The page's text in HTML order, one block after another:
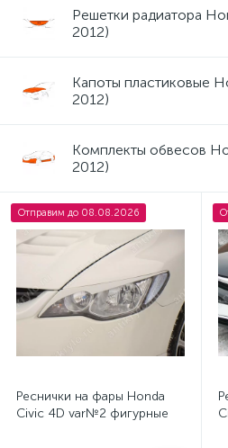
Решетки радиатора
2012)
Капоты пластиковые
2012)
Комплекты обвесов
2012)
Отправим до 08.08.2026
Реснички на фары Honda
Civic 4D var№2 фигурные